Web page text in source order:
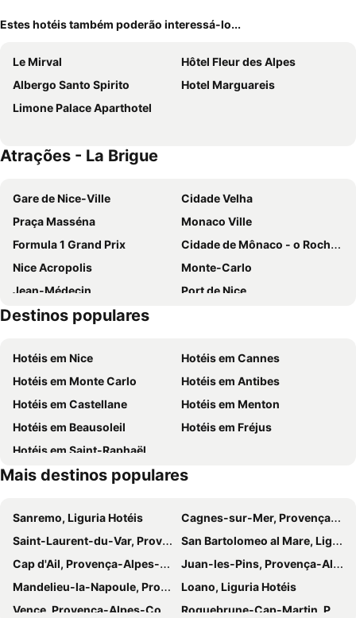
Estes hotéis também poderão interessá-lo...
Le Mirval
Hôtel Fleur des Alpes
Albergo Santo Spirito
Hotel Marguareis
Limone Palace Aparthotel
Atrações - La Brigue
Gare de Nice-Ville
Cidade Velha
Praça Masséna
Monaco Ville
Formula 1 Grand Prix
Cidade de Mônaco - o Rochedo
Nice Acropolis
Monte-Carlo
Jean-Médecin
Port de Nice
Stazione Ferroviaria San Remo
Coco Beach
Snowpark Prato Nevoso
Beau Rivage
Isola 2000
Nice Etoile
Praia Castel
Musée des Merveilles
Monesi di Triora
Col de Tende
Borgo antico di Triora
Seggiovia del Sole
Artesina
Borgo di Cervo
Saint-Pierre-de-Féric
Parc National du Mercantour
Riserva Naturale Regionale dell'Isola Gallinara
La plage
Monte-Carlo Country Club
Port Royal de la Darse
Pasteur
Destinos populares
Hotéis em Nice
Hotéis em Cannes
Hotéis em Monte Carlo
Hotéis em Antibes
Hotéis em Castellane
Hotéis em Menton
Hotéis em Beausoleil
Hotéis em Fréjus
Hotéis em Saint-Raphaël
Mais destinos populares
Sanremo, Liguria Hotéis
Cagnes-sur-Mer, Provença-Alpes-Costa Azul Hotéis
Saint-Laurent-du-Var, Provença-Alpes-Costa Azul Hotéis
San Bartolomeo al Mare, Liguria Hotéis
Cap d'Ail, Provença-Alpes-Costa Azul Hotéis
Juan-les-Pins, Provença-Alpes-Costa Azul Hotéis
Mandelieu-la-Napoule, Provença-Alpes-Costa Azul Hotéis
Loano, Liguria Hotéis
Vence, Provença-Alpes-Costa Azul Hotéis
Roquebrune-Cap-Martin, Provença-Alpes-Costa Azul Hotéis